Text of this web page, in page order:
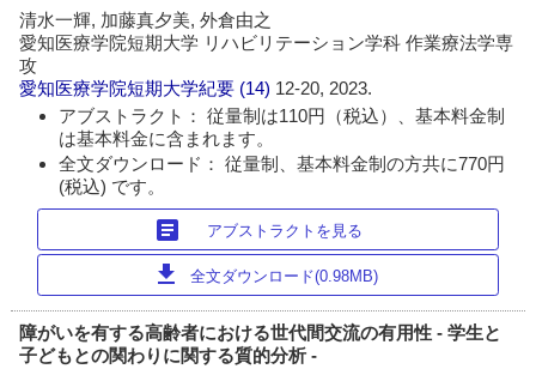
清水一輝, 加藤真夕美, 外倉由之
愛知医療学院短期大学 リハビリテーション学科 作業療法学専
攻
愛知医療学院短期大学紀要 (14) 12-20, 2023.
アブストラクト： 従量制は110円（税込）、基本料金制
は基本料金に含まれます。
全文ダウンロード： 従量制、基本料金制の方共に770円
(税込) です。
article アブストラクトを見る
download 全文ダウンロード(0.98MB)
障がいを有する高齢者における世代間交流の有用性 - 学生と
子どもとの関わりに関する質的分析 -